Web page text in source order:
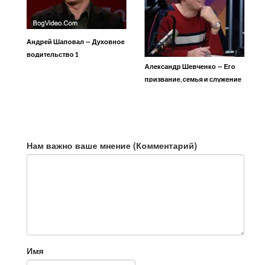
Андрей Шаповал — Духовное
водительство 1
Александр Шевченко — Его
призвание, семья и служение
Нам важно ваше мнение (Комментарий)
Имя